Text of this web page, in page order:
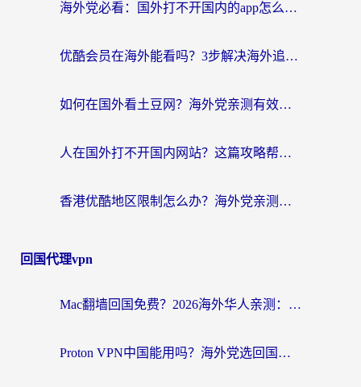
海外党必看：国外打不开国内的app怎么办？3步解决你的乡愁
优酷会员在海外能看吗？3步解决海外追剧难题，附实测好用加速器推荐
如何在国外看土豆网？海外党亲测有效的追剧加速器选择指南
人在国外打不开国内网站？这篇攻略帮你无缝解锁国内资源（附交管12123使用技巧）
香港优酷地区限制怎么办？海外党亲测有效的追剧解决方案
回国代理vpn
Mac翻墙回国免费？2026海外华人亲测：从CCTV5直播到国内APP，这样选加速器才靠谱
Proton VPN中国能用吗？海外党选回国加速器的避坑指南（附番茄加速器实测）